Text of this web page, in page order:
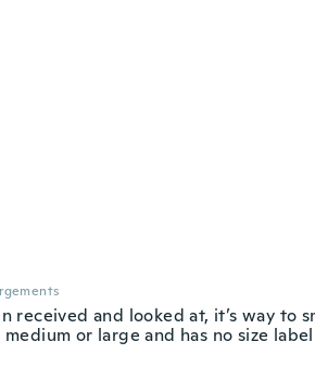
received and looked at, it’s way to
or large and has no size